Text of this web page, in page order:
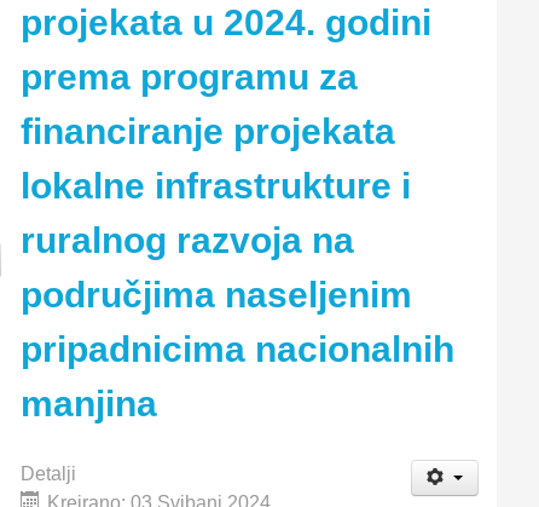
projekata u 2024. godini
prema programu za
financiranje projekata
lokalne infrastrukture i
ruralnog razvoja na
područjima naseljenim
pripadnicima nacionalnih
manjina
Detalji